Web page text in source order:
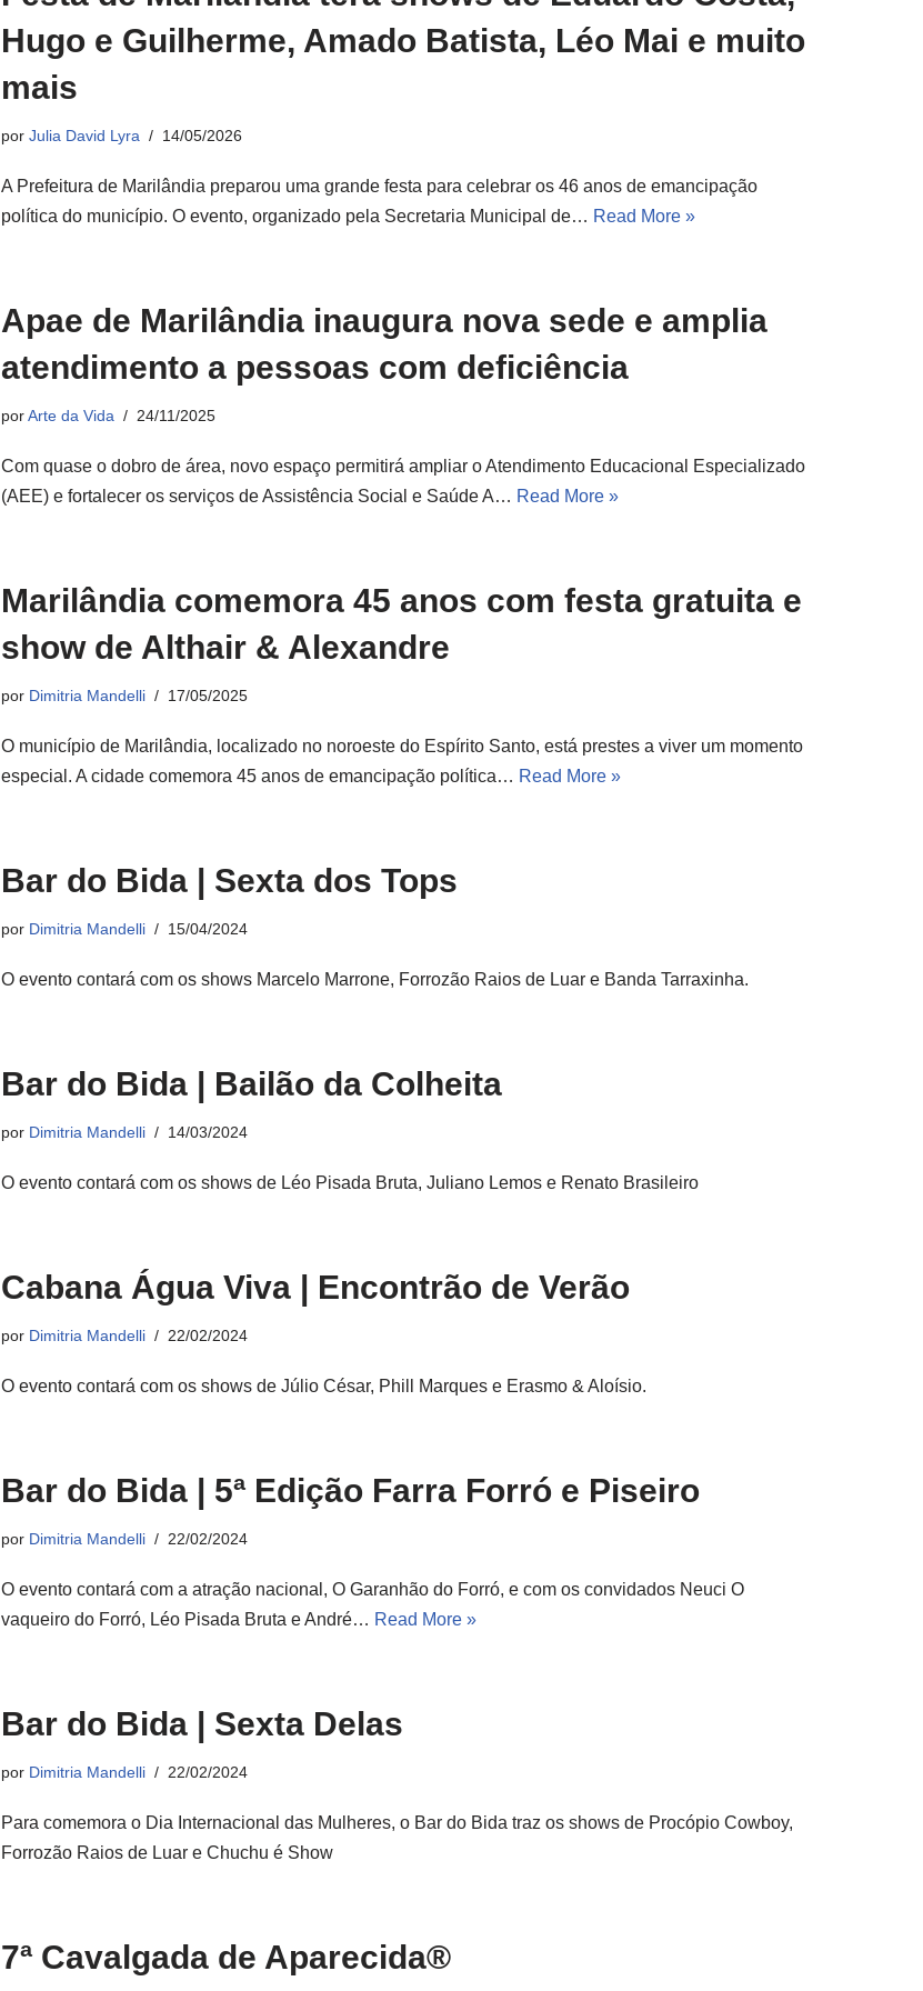
Hugo e Guilherme, Amado Batista, Léo Mai e muito
mais
por Julia David Lyra 14/05/2026
A Prefeitura de Marilândia preparou uma grande festa para celebrar os 46 anos de emancipação
política do município. O evento, organizado pela Secretaria Municipal de… Read More »
Apae de Marilândia inaugura nova sede e amplia
atendimento a pessoas com deficiência
porArte da Vida 24/11/2025
Com quase o dobro de área, novo espaço permitirá ampliar o Atendimento Educacional Especializado
(AEE) e fortalecer os serviços de Assistência Social e Saúde A… Read More »
Marilândia comemora 45 anos com festa gratuita e
show de Althair & Alexandre
por Dimitria Mandelli 17/05/2025
O município de Marilândia, localizado no noroeste do Espírito Santo, está prestes a viver um momento
especial. A cidade comemora 45 anos de emancipação política… Read More »
Bar do Bida | Sexta dos Tops
por Dimitria Mandelli 15/04/2024
O evento contará com os shows Marcelo Marrone, Forrozão Raios de Luar e Banda Tarraxinha.
Bar do Bida | Bailão da Colheita
por Dimitria Mandelli 14/03/2024
O evento contará com os shows de Léo Pisada Bruta, Juliano Lemos e Renato Brasileiro
Cabana Água Viva | Encontrão de Verão
por Dimitria Mandelli 22/02/2024
O evento contará com os shows de Júlio César, Phill Marques e Erasmo & Aloísio.
Bar do Bida | 5ª Edição Farra Forró e Piseiro
por Dimitria Mandelli 22/02/2024
O evento contará com a atração nacional, O Garanhão do Forró, e com os convidados Neuci O
vaqueiro do Forró, Léo Pisada Bruta e André… Read More »
Bar do Bida | Sexta Delas
por Dimitria Mandelli 22/02/2024
Para comemora o Dia Internacional das Mulheres, o Bar do Bida traz os shows de Procópio Cowboy,
Forrozão Raios de Luar e Chuchu é Show
7ª Cavalgada de Aparecida®️